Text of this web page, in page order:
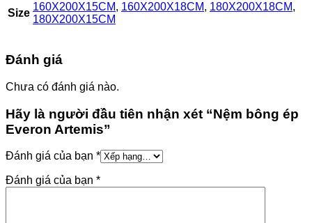
Size
160X200X15CM, 160X200X18CM, 180X200X18CM,
180X200X15CM
Đánh giá
Chưa có đánh giá nào.
Hãy là người đầu tiên nhận xét “Nệm bông ép
Everon Artemis”
Đánh giá của bạn *
Đánh giá của bạn *